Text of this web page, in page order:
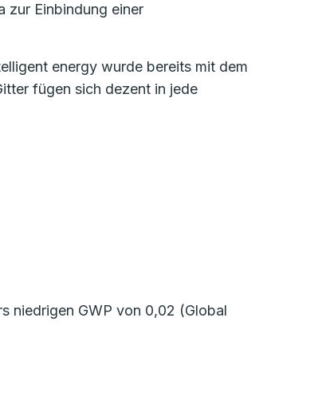
zur Einbindung einer
energy wurde bereits mit dem
fügen sich dezent in jede
niedrigen GWP von 0,02 (Global